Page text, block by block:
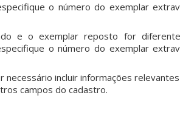
o número do exemplar
e o exemplar reposto for
o número do exemplar
incluir informações
campos do cadastro.